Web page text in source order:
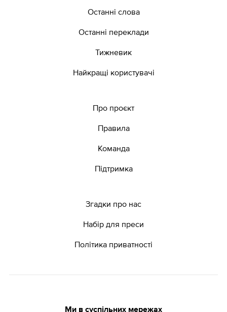
Останні слова
Останні переклади
Тижневик
Найкращі користувачі
Про проєкт
Правила
Команда
Підтримка
Згадки про нас
Набір для преси
Політика приватності
Ми в суспільних мережах